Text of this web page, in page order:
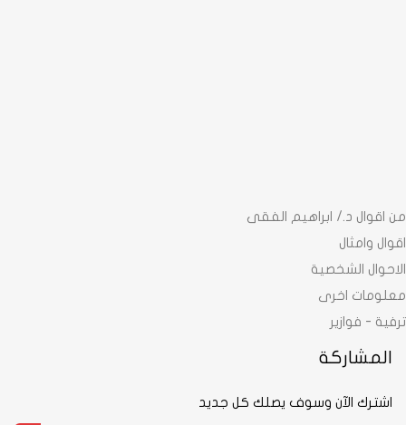
من اقوال د./ ابراهيم الفقى
اقوال وامثال
الاحوال الشخصية
معلومات اخرى
ترفية - فوازير
المشاركة
اشترك الآن وسوف يصلك كل جديد